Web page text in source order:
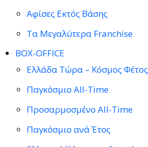
Αφίσες Εκτός Βάσης
Τα Μεγαλύτερα Franchise
BOX-OFFICE
Ελλάδα Τώρα – Κόσμος Φέτος
Παγκόσμιο All-Time
Προσαρμοσμένο All-Time
Παγκόσμιο ανά Έτος